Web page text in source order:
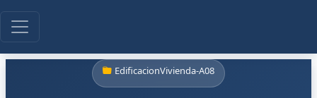
EdificacionVivienda-A08